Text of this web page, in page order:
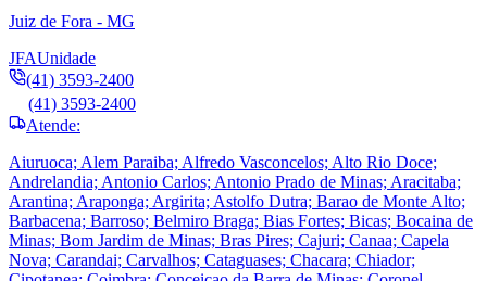
Juiz de Fora - MG
JFAUnidade
(41) 3593-2400
(41) 3593-2400
Atende:
Aiuruoca; Alem Paraiba; Alfredo Vasconcelos; Alto Rio Doce;
Andrelandia; Antonio Carlos; Antonio Prado de Minas; Aracitaba;
Arantina; Araponga; Argirita; Astolfo Dutra; Barao de Monte Alto;
Barbacena; Barroso; Belmiro Braga; Bias Fortes; Bicas; Bocaina de
Minas; Bom Jardim de Minas; Bras Pires; Cajuri; Canaa; Capela
Nova; Carandai; Carvalhos; Cataguases; Chacara; Chiador;